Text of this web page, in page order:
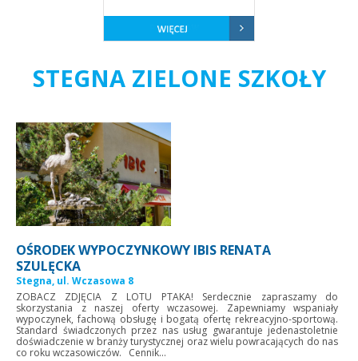
STEGNA ZIELONE SZKOŁY
OŚRODEK WYPOCZYNKOWY IBIS RENATA
SZULĘCKA
Stegna, ul. Wczasowa 8
ZOBACZ ZDJĘCIA Z LOTU PTAKA! Serdecznie zapraszamy do
skorzystania z naszej oferty wczasowej. Zapewniamy wspaniały
wypoczynek, fachową obsługę i bogatą ofertę rekreacyjno-sportową.
Standard świadczonych przez nas usług gwarantuje jedenastoletnie
doświadczenie w branży turystycznej oraz wielu powracających do nas
co roku wczasowiczów. Cennik...